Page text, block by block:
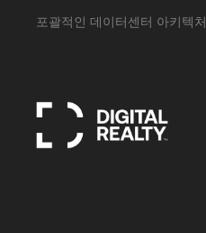
포괄적인 데이터센터 아키텍처